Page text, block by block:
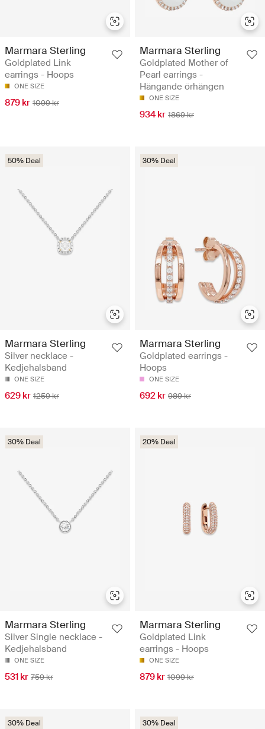
Marmara Sterling
Goldplated Link
earrings - Hoops
ONE SIZE
879 kr 1099 kr
Marmara Sterling
Goldplated Mother of
Pearl earrings -
Hängande örhängen
ONE SIZE
934 kr 1869 kr
50% Deal
Marmara Sterling
Silver necklace -
Kedjehalsband
ONE SIZE
629 kr 1259 kr
30% Deal
Marmara Sterling
Goldplated earrings -
Hoops
ONE SIZE
692 kr 989 kr
30% Deal
Marmara Sterling
Silver Single necklace -
Kedjehalsband
ONE SIZE
531 kr 759 kr
20% Deal
Marmara Sterling
Goldplated Link
earrings - Hoops
ONE SIZE
879 kr 1099 kr
30% Deal 30% Deal